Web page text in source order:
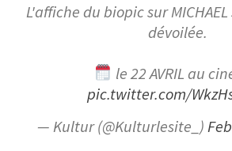
L'affiche du biopic sur MICHAEL
dévoilée.
le 22 AVRIL au
pic.twitter.com/
— Kultur (@Kulturlesite_)